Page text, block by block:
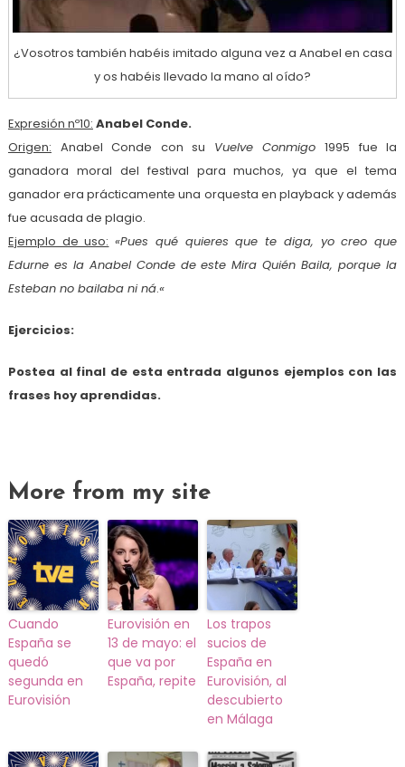
¿Vosotros también habéis imitado alguna vez a Anabel en casa
y os habéis llevado la mano al oído?
Expresión nº10: Anabel Conde.
Origen: Anabel Conde con su Vuelve Conmigo 1995 fue la
ganadora moral del festival para muchos, ya que el tema
ganador era prácticamente una orquesta en playback y además
fue acusada de plagio.
Ejemplo de uso: «Pues qué quieres que te diga, yo creo que
Edurne es la Anabel Conde de este Mira Quién Baila, porque la
Esteban no bailaba ni ná.«
Ejercicios:
Postea al final de esta entrada algunos ejemplos con las
frases hoy aprendidas.
More from my site
Cuando
España se
quedó
segunda en
Eurovisión
Eurovisión en
13 de mayo: el
que va por
España, repite
Los trapos
sucios de
España en
Eurovisión, al
descubierto
en Málaga